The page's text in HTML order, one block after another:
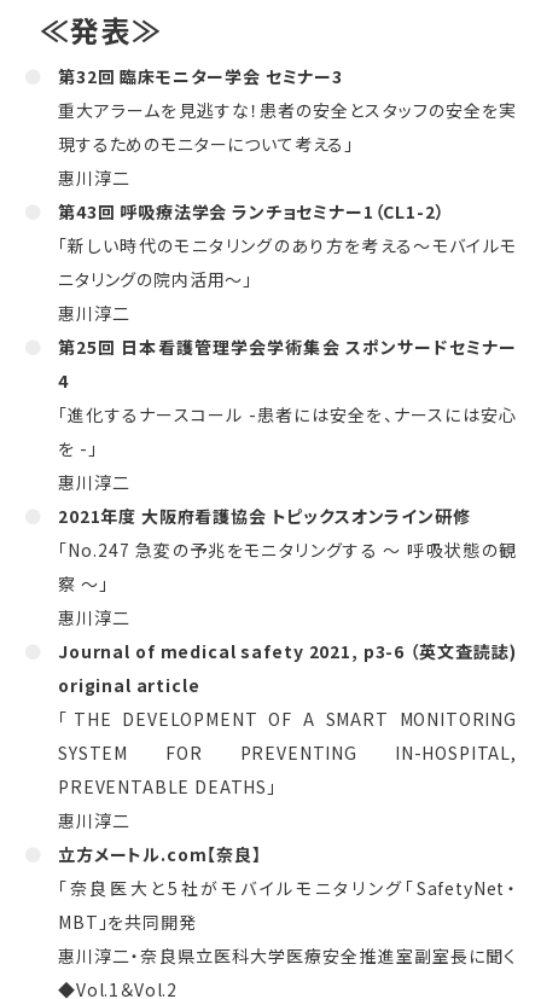
≪発表≫
第32回 臨床モニター学会 セミナー3
重大アラームを見逃すな！患者の安全とスタッフの安全を実
現するためのモニターについて考える」
惠川淳二
第43回 呼吸療法学会 ランチョセミナー1（CL1-2）
「新しい時代のモニタリングのあり方を考える～モバイルモ
ニタリングの院内活用～」
惠川淳二
第25回 日本看護管理学会学術集会 スポンサードセミナー
4
「進化するナースコール -患者には安全を、ナースには安心
を -」
惠川淳二
2021年度 大阪府看護協会 トピックスオンライン研修
「No.247 急変の予兆をモニタリングする ～ 呼吸状態の観
察 ～」
惠川淳二
Journal of medical safety 2021, p3-6 （英文査読誌)
original article
「THE DEVELOPMENT OF A SMART MONITORING
SYSTEM FOR PREVENTING IN-HOSPITAL,
PREVENTABLE DEATHS」
惠川淳二
立方メートル.com【奈良】
「奈良医大と5社がモバイルモニタリング「SafetyNet・
MBT」を共同開発
惠川淳二・奈良県立医科大学医療安全推進室副室長に聞く
◆Vol.1＆Vol.2